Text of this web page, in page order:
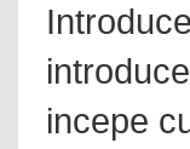
incepe